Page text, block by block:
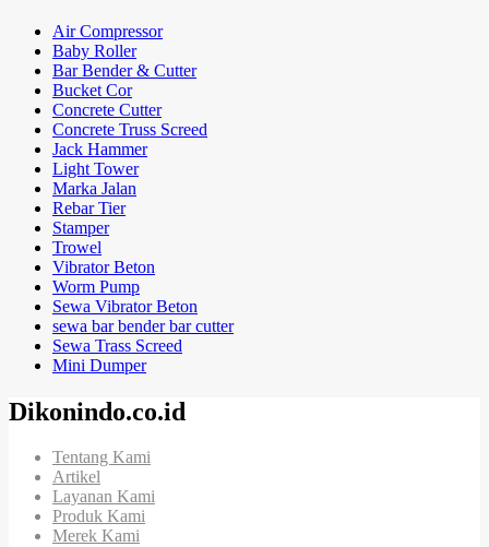
Air Compressor
Baby Roller
Bar Bender & Cutter
Bucket Cor
Concrete Cutter
Concrete Truss Screed
Jack Hammer
Light Tower
Marka Jalan
Rebar Tier
Stamper
Trowel
Vibrator Beton
Worm Pump
Sewa Vibrator Beton
sewa bar bender bar cutter
Sewa Trass Screed
Mini Dumper
Dikonindo.co.id
Tentang Kami
Artikel
Layanan Kami
Produk Kami
Merek Kami